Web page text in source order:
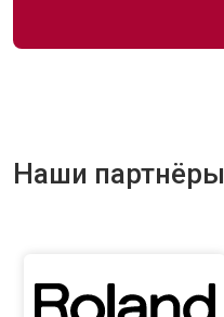
Наши партнёры